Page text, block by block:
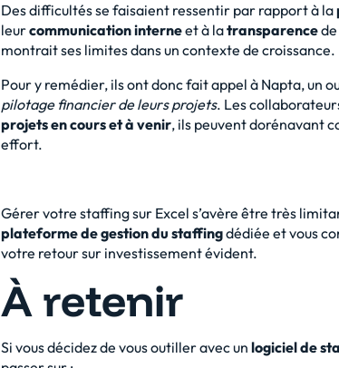
Des difficultés se faisaient ressentir par rapport à la
leurcommunication interneet à latransparence
montrait ses limites dans un contexte de croissance.
Pour y remédier, ils ont donc fait appel à Napta, un
pilotage financier de leurs projets. Les
projets en cours et à venir, ils peuvent dorénavant
effort.
Gérer votre staffing sur Excel s’avère être très
plateforme de gestion du staffingdédiée et vous
votre retour sur investissement évident.
À retenir
Si vous décidez de vous outiller avec un logiciel de